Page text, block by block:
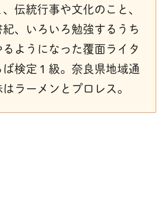
伝統行事や文化のこと、
、いろいろ勉強するうち
ようになった覆面ライタ
検定１級。奈良県地域通
ラーメンとプロレス。